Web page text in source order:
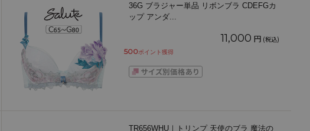
36G ブラジャー単品 リボンブラ CDEFGカ
ップ アンダ...
11,000 円 (税込)
500ポイント獲得
TR656WHU｜トリンプ 天使のブラ 魔法の